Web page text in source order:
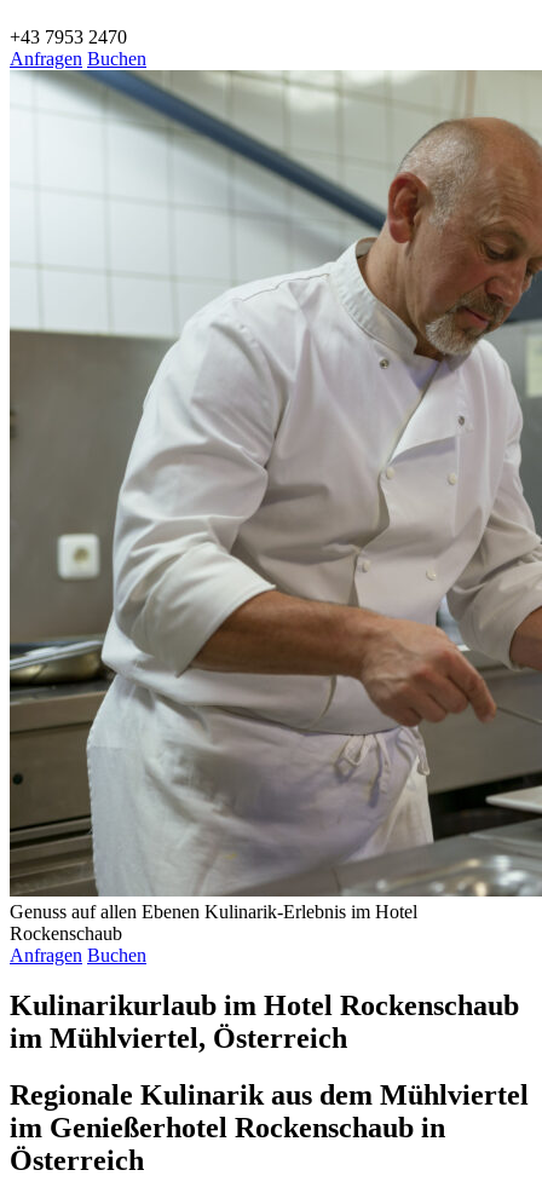
+43 7953 2470
Anfragen Buchen
Genuss auf allen Ebenen Kulinarik-Erlebnis im Hotel
Rockenschaub
Anfragen Buchen
Kulinarikurlaub im Hotel Rockenschaub
im Mühlviertel, Österreich
Regionale Kulinarik aus dem Mühlviertel
im Genießerhotel Rockenschaub in
Österreich